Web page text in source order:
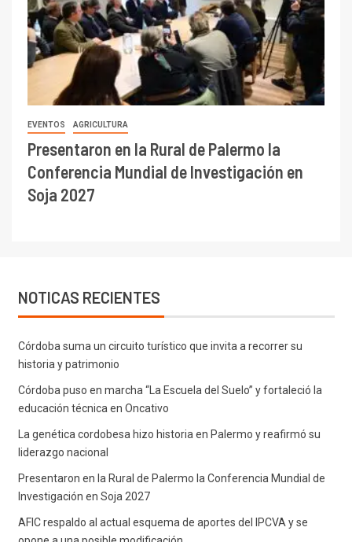
EVENTOS AGRICULTURA
Presentaron en la Rural de Palermo la
Conferencia Mundial de Investigación en
Soja 2027
NOTICAS RECIENTES
Córdoba suma un circuito turístico que invita a recorrer su
historia y patrimonio
Córdoba puso en marcha “La Escuela del Suelo” y fortaleció la
educación técnica en Oncativo
La genética cordobesa hizo historia en Palermo y reafirmó su
liderazgo nacional
Presentaron en la Rural de Palermo la Conferencia Mundial de
Investigación en Soja 2027
AFIC respaldo al actual esquema de aportes del IPCVA y se